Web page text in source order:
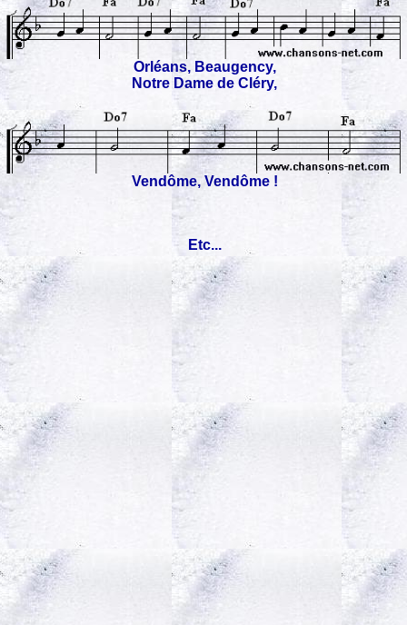
Orléans, Beaugency,
Notre Dame de Cléry,
Vendôme, Vendôme !
Etc...